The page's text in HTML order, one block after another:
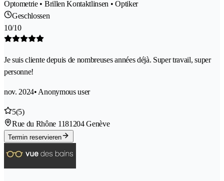
Optometrie • Brillen Kontaktlinsen • Optiker
Geschlossen
10/10
Je suis cliente depuis de nombreuses années déjà. Super travail, super
personne!
nov. 2024• Anonymous user
5(5)
Rue du Rhône 1181204 Genève
Termin reservieren